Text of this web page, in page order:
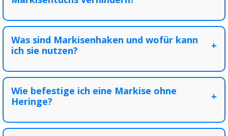
Was sind Markisenhaken und wofür kann
ich sie nutzen?
+
Wie befestige ich eine Markise ohne
Heringe?
+